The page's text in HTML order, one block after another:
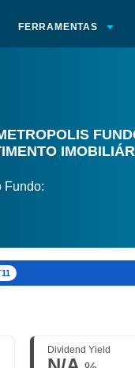
FERRAMENTAS
Fundo:
Dividend Yield